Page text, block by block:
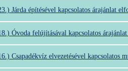
Járda építésével kapcsolatos árajánlat
Óvoda felújításával kapcsolatos
Csapadékvíz elvezetésével kapcsolatos